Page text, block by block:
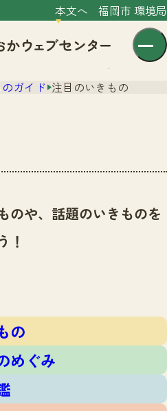
本文へ 福岡市 環境局
み
ガイド 注目のいきもの
のや、話題のいきものを
！
の
めぐみ